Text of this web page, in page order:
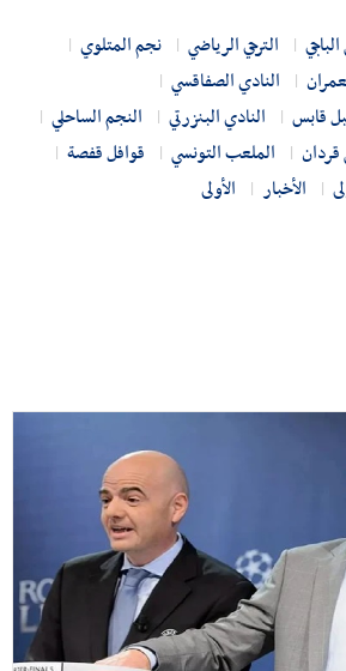
الترجي الرياضي
نجم المتلوي
النادي الصفاقسي
قابس النادي البنزرتي
النجم الساحلي
قردان الملعب التونسي
قوافل قفصة
الأخبار الأولى